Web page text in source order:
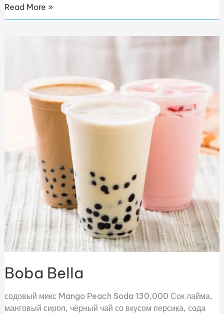
Read More »
Boba Bella
содовый микс Mango Peach Soda 130,000 Сок лайма,
манговый сироп, чёрный чай со вкусом персика, сода